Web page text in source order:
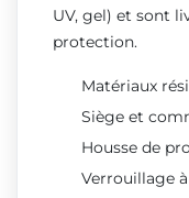
UV, gel) et sont
protection.
Matériaux
Siège et
Housse de
Verrouillage